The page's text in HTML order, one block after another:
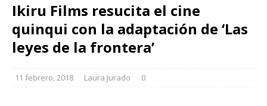
Ikiru Films resucita el cine
quinqui con la adaptación de ‘Las
leyes de la frontera’
11 febrero, 2018 Laura Jurado 0